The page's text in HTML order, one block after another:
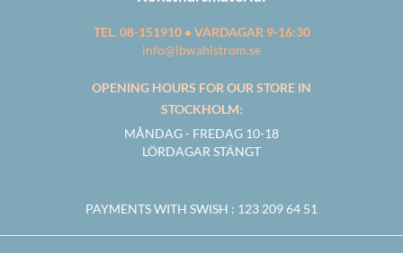
TEL. 08-151910 • VARDAGAR 9-16:30
info@ibwahlstrom.se
OPENING HOURS FOR OUR STORE IN
STOCKHOLM:
MÅNDAG - FREDAG 10-18
LÖRDAGAR STÄNGT
PAYMENTS WITH SWISH : 123 209 64 51